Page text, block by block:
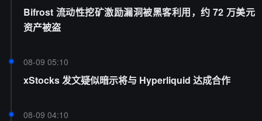
Bifrost 流动性挖矿激励漏洞被黑客利用，约 72 万美元
资产被盗
08-09 05:10
xStocks 发文疑似暗示将与 Hyperliquid 达成合作
08-09 04:10